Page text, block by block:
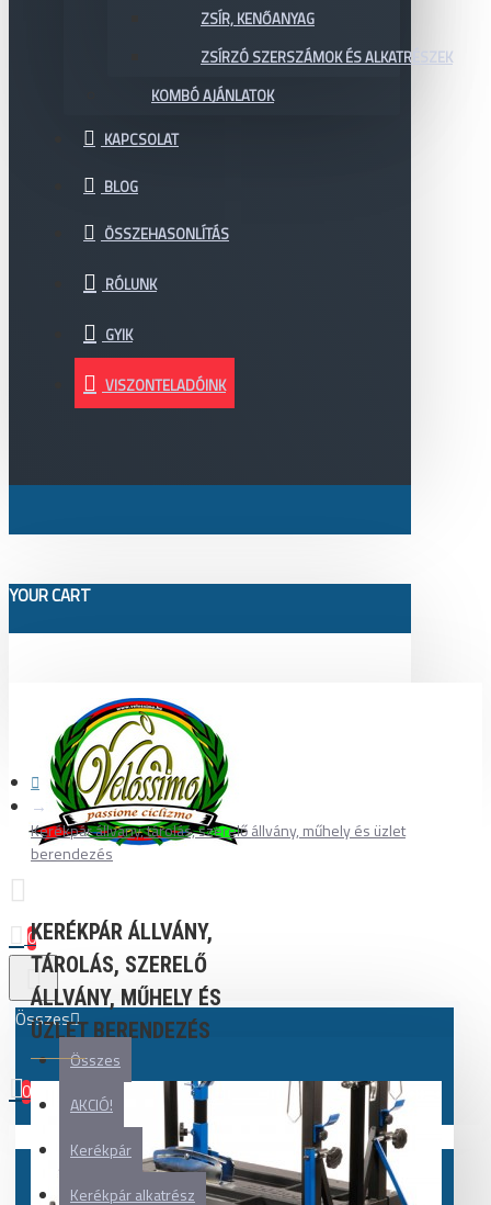
ZSÍR, KENŐANYAG
ZSÍRZÓ SZERSZÁMOK ÉS ALKATRÉSZEK
KOMBÓ AJÁNLATOK
KAPCSOLAT
BLOG
ÖSSZEHASONLÍTÁS
RÓLUNK
GYIK
VISZONTELADÓINK
YOUR CART
0
Összes
Összes
AKCIÓ!
Kerékpár
Kerékpár alkatrész
0
Az Ön kosara üres!
Kerékpár állvány, tárolás, szerelő állvány, műhely és üzlet
berendezés
KERÉKPÁR ÁLLVÁNY,
TÁROLÁS, SZERELŐ
ÁLLVÁNY, MŰHELY ÉS
ÜZLET BERENDEZÉS